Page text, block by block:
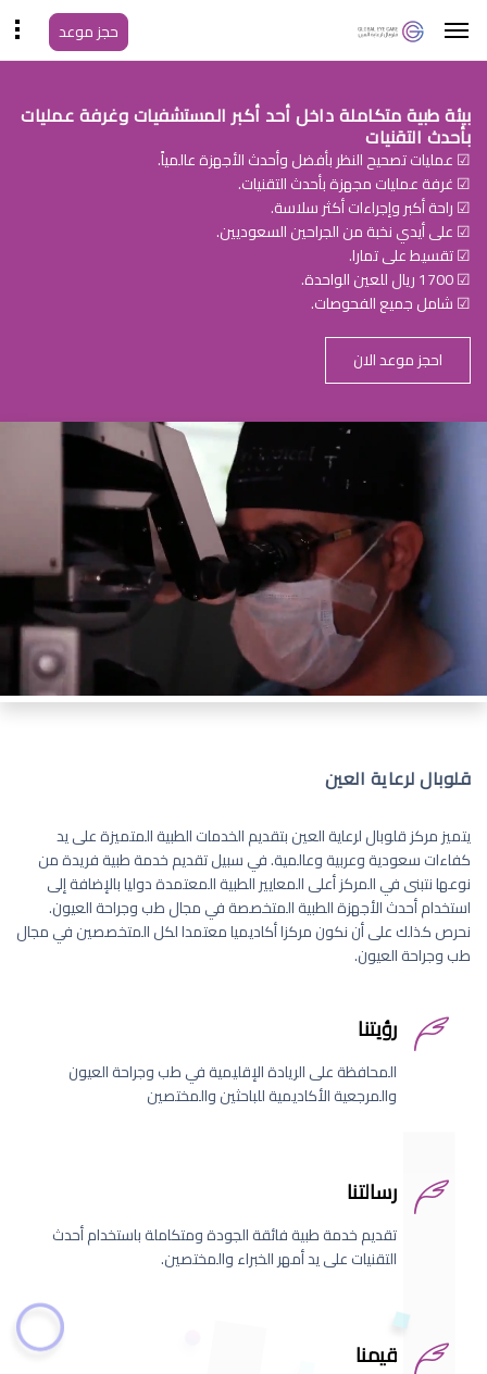
حجز موعد
بيئة طبية متكاملة داخل أحد أكبر المستشفيات وغرفة عمليات
بأحدث التقنيات
☑ عمليات تصحيح النظر بأفضل وأحدث الأجهزة عالمياً.
☑ غرفة عمليات مجهزة بأحدث التقنيات.
☑ راحة أكبر وإجراءات أكثر سلاسة.
☑ على أيدي نخبة من الجراحين السعوديين.
☑ تقسيط على تمارا.
☑ 1700 ريال للعين الواحدة.
☑ شامل جميع الفحوصات.
احجز موعد الان
قلوبال لرعاية العين
يتميز مركز قلوبال لرعاية العين بتقديم الخدمات الطبية المتميزة على يد
كفاءات سعودية وعربية وعالمية. في سبيل تقديم خدمة طبية فريدة من
نوعها نتبنى في المركز أعلى المعايير الطبية المعتمدة دوليا بالإضافة إلى
استخدام أحدث الأجهزة الطبية المتخصصة في مجال طب وجراحة العيون.
نحرص كذلك على أن نكون مركزا أكاديميا معتمدا لكل المتخصصين في مجال
طب وجراحة العيون.
رؤيتنا
المحافظة على الريادة الإقليمية في طب وجراحة العيون
والمرجعية الأكاديمية للباحثين والمختصين
رسالتنا
تقديم خدمة طبية فائقة الجودة ومتكاملة باستخدام أحدث
التقنيات على يد أمهر الخبراء والمختصين.
قيمنا